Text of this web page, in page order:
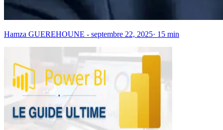
Hamza GUEREHOUNE - septembre 22, 2025· 15 min